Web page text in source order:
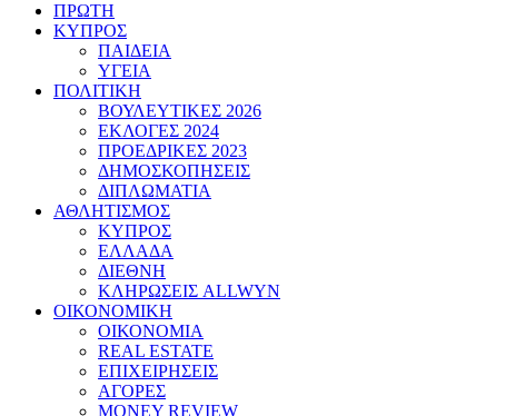
ΠΡΩΤΗ
ΚΥΠΡΟΣ
ΠΑΙΔΕΙΑ
ΥΓΕΙΑ
ΠΟΛΙΤΙΚΗ
ΒΟΥΛΕΥΤΙΚΕΣ 2026
ΕΚΛΟΓΕΣ 2024
ΠΡΟΕΔΡΙΚΕΣ 2023
ΔΗΜΟΣΚΟΠΗΣΕΙΣ
ΔΙΠΛΩΜΑΤΙΑ
ΑΘΛΗΤΙΣΜΟΣ
ΚΥΠΡΟΣ
ΕΛΛΑΔΑ
ΔΙΕΘΝΗ
ΚΛΗΡΩΣΕΙΣ ALLWYN
ΟΙΚΟΝΟΜΙΚΗ
ΟΙΚΟΝΟΜΙΑ
REAL ESTATE
ΕΠΙΧΕΙΡΗΣΕΙΣ
ΑΓΟΡΕΣ
MONEY REVIEW